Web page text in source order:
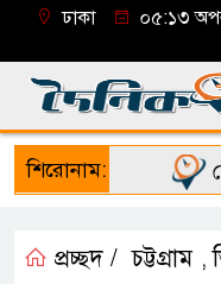
ঢাকা
০৫:১৩
শিরোনাম:
প্রচ্ছদ / চট্টগ্রাম ,